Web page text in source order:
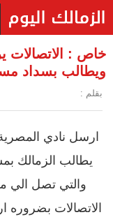
خاص :
ويطالب بسداد
بقلم :
ارسل نادي
يطالب الزمالك
الاتصالات بضروره